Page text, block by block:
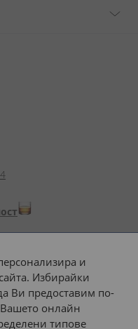
и
Избирайки
Ви предоставим по-
онлайн
типове